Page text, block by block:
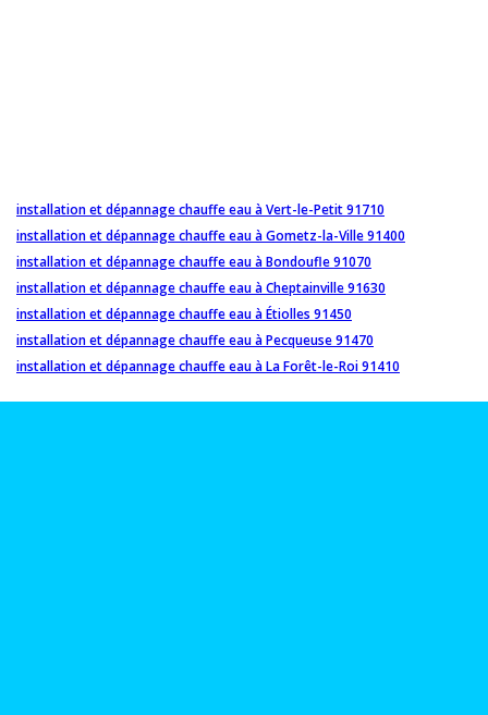
installation et dépannage chauffe eau à Vert-le-Petit 91710
installation et dépannage chauffe eau à Gometz-la-Ville 91400
installation et dépannage chauffe eau à Bondoufle 91070
installation et dépannage chauffe eau à Cheptainville 91630
installation et dépannage chauffe eau à Étiolles 91450
installation et dépannage chauffe eau à Pecqueuse 91470
installation et dépannage chauffe eau à La Forêt-le-Roi 91410